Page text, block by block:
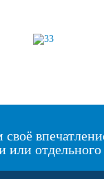
или отдельного